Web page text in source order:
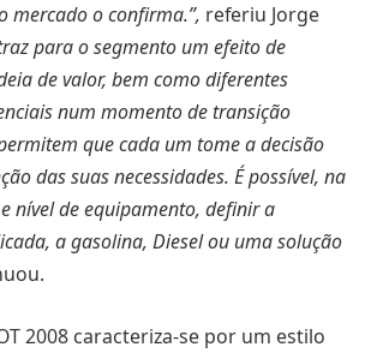
mercado o confirma.”, referiu Jorge
para o segmento um efeito de
de valor, bem como diferentes
num momento de transição
que cada um tome a decisão
das suas necessidades. É possível, na
nível de equipamento, definir a
a gasolina, Diesel ou uma solução
2008 caracteriza-se por um estilo